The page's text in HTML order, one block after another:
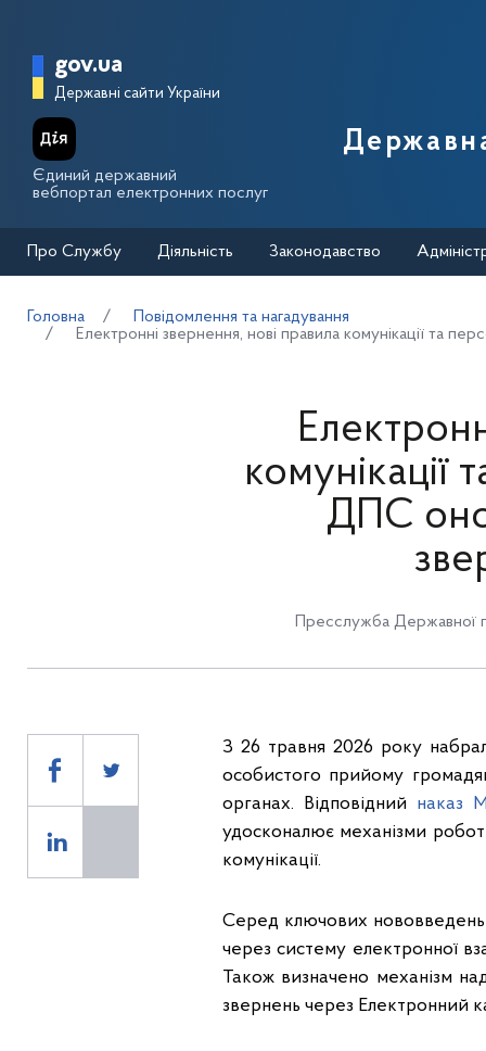
Головна сторінка Державної
gov.ua
Державні сайти України
Єдиний державний
вебпортал електронних послуг
Про Службу Діяльність Законодавство
Головна
Повідомлення та нагадування
Електронні звернення, нові правила комунікації та
комунікації
ДПС
Пресслужба Державної
З 26 травня 2026 року
особистого прийому
органах. Відповідний наказ
удосконалює механізми
комунікації.
Серед ключових
через систему електронної
Також визначено механізм
звернень через Електронний